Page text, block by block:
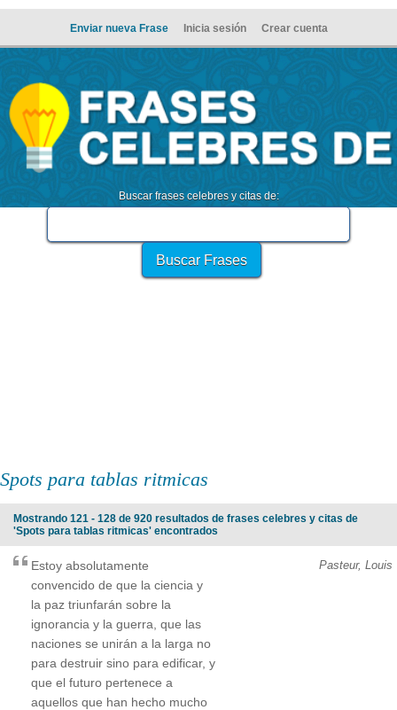
Enviar nueva Frase Inicia sesión Crear cuenta
Buscar frases celebres y citas de:
Spots para tablas ritmicas
Mostrando 121 - 128 de 920 resultados de frases celebres y citas de
'Spots para tablas ritmicas' encontrados
Pasteur, Louis
Estoy absolutamente
convencido de que la ciencia y
la paz triunfarán sobre la
ignorancia y la guerra, que las
naciones se unirán a la larga no
para destruir sino para edificar, y
que el futuro pertenece a
aquellos que han hecho mucho